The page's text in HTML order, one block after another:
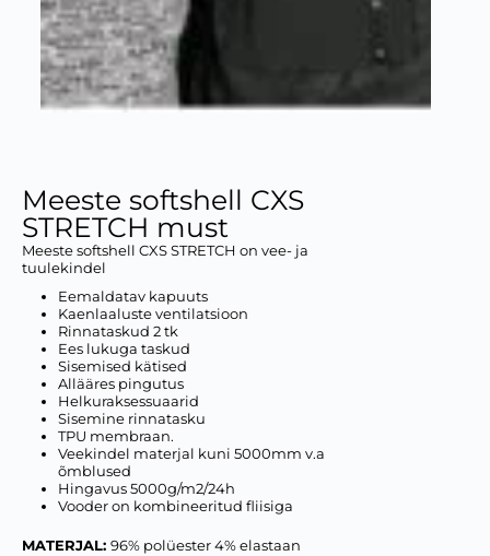
Meeste softshell CXS
STRETCH must
Meeste softshell CXS STRETCH on vee- ja
tuulekindel
Eemaldatav kapuuts
Kaenlaaluste ventilatsioon
Rinnataskud 2 tk
Ees lukuga taskud
Sisemised kätised
Allääres pingutus
Helkuraksessuaarid
Sisemine rinnatasku
TPU membraan.
Veekindel materjal kuni 5000mm v.a
õmblused
Hingavus 5000g/m2/24h
Vooder on kombineeritud fliisiga
MATERJAL: 96% polüester 4% elastaan